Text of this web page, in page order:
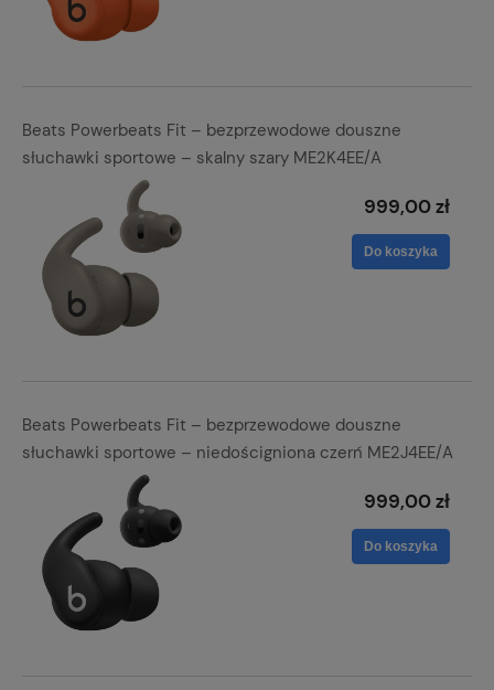
Beats Powerbeats Fit – bezprzewodowe douszne
słuchawki sportowe – skalny szary ME2K4EE/A
999,00 zł
Do koszyka
Beats Powerbeats Fit – bezprzewodowe douszne
słuchawki sportowe – niedościgniona czerń ME2J4EE/A
999,00 zł
Do koszyka